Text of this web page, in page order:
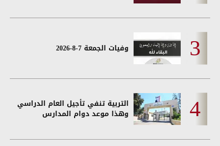
وفيات الجمعة 7-8-2026
التربية تنفي تأجيل العام الدراسي
وهذا موعد دوام المدارس